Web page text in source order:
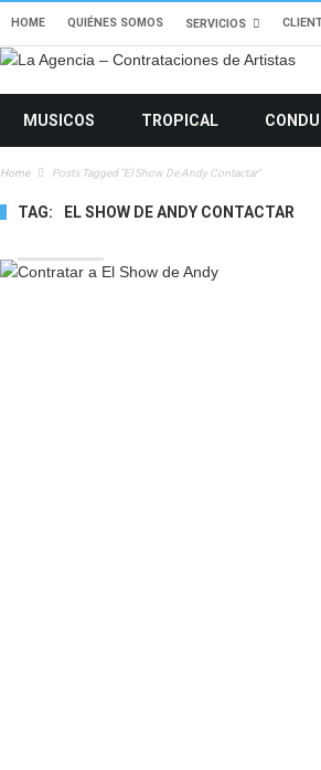
HOME QUIÉNES SOMOS SERVICIOS
MUSICOS TROPICAL
Home Posts Tagged "El Show De Andy Contactar"
TAG: EL SHOW DE ANDY CONTACTAR